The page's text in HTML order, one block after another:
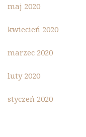
maj 2020
kwiecień 2020
marzec 2020
luty 2020
styczeń 2020